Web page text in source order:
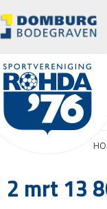
2 mrt 13